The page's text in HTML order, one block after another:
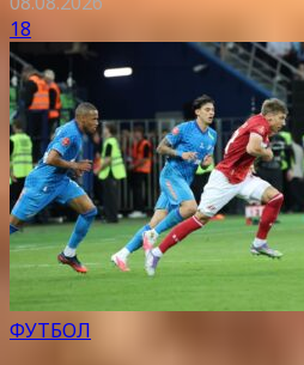
18
ФУТБОЛ